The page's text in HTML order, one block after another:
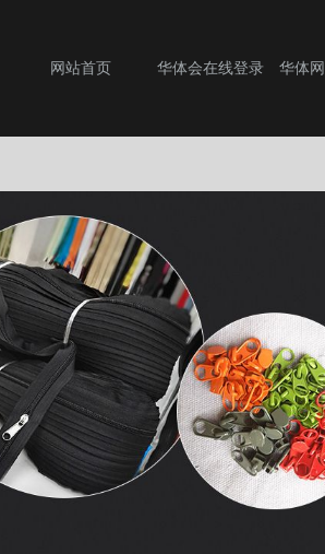
网站首页 华体会在线登录 华体